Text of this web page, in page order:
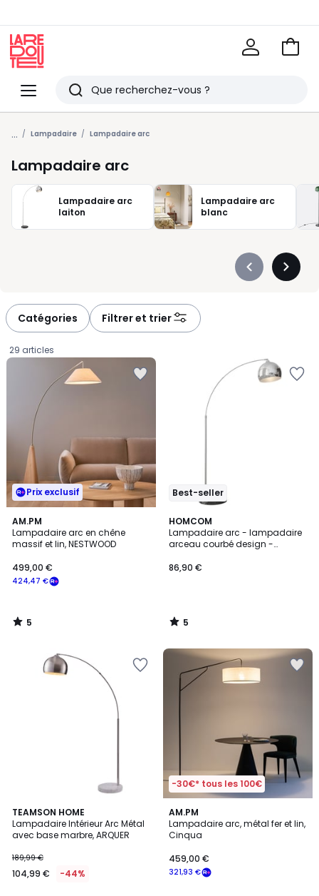
Menu
Redoute
Rechercher
Derniers
articles
vus
Voir
... Lampadaire Lampadaire arc
Lampadaire arc
Lampadaire arc
laiton
Lampadaire arc
blanc
Précédent
Catégories Filtrer et trier
29 articles
Prix exclusif
AM.PM
Lampadaire arc en chêne
massif et lin, NESTWOOD
€
souscrivez
notre
programme
424,47 €
499,00 €
5
/
5
5
/
Best-seller
HOMCOM
Lampadaire arc - lampadaire
arceau courbé design -
86,90 €
5
/
5
5
/
TEAMSON HOME
Lampadaire Intérieur Arc Métal
avec base marbre, ARQUER
189,99 €
104,99 € -44%
5
/
5
-30€* tous les 100€
AM.PM
Lampadaire arc, métal fer et lin,
Cinqua
321,93 €
459,00 €
4,2
/ 5